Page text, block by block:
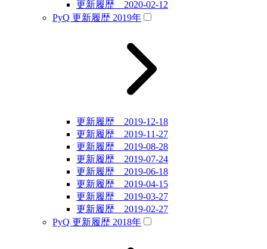
更新履歴 2020-02-12
PyQ 更新履歴 2019年
更新履歴 2019-12-18
更新履歴 2019-11-27
更新履歴 2019-08-28
更新履歴 2019-07-24
更新履歴 2019-06-18
更新履歴 2019-04-15
更新履歴 2019-03-27
更新履歴 2019-02-27
PyQ 更新履歴 2018年